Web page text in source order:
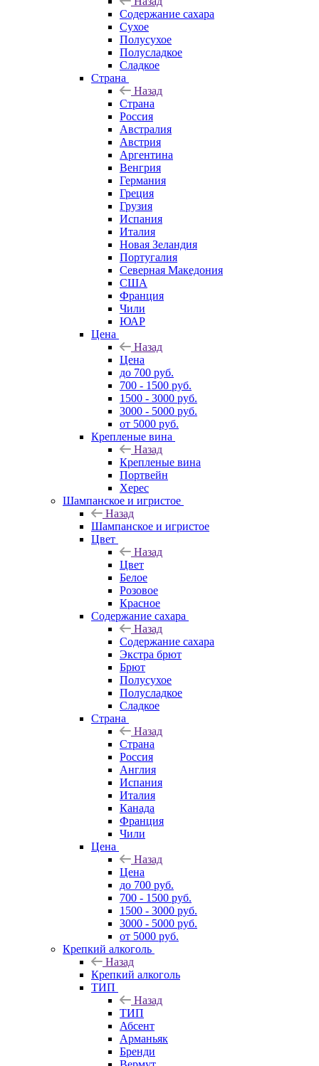
Содержание сахара
Сухое
Полусухое
Полусладкое
Сладкое
Страна
Назад
Страна
Россия
Австралия
Австрия
Аргентина
Венгрия
Германия
Греция
Грузия
Испания
Италия
Новая Зеландия
Португалия
Северная Македония
США
Франция
Чили
ЮАР
Цена
Назад
Цена
до 700 руб.
700 - 1500 руб.
1500 - 3000 руб.
3000 - 5000 руб.
от 5000 руб.
Крепленые вина
Назад
Крепленые вина
Портвейн
Херес
Шампанское и игристое
Назад
Шампанское и игристое
Цвет
Назад
Цвет
Белое
Розовое
Красное
Содержание сахара
Назад
Содержание сахара
Экстра брют
Брют
Полусухое
Полусладкое
Сладкое
Страна
Назад
Страна
Россия
Англия
Испания
Италия
Канада
Франция
Чили
Цена
Назад
Цена
до 700 руб.
700 - 1500 руб.
1500 - 3000 руб.
3000 - 5000 руб.
от 5000 руб.
Крепкий алкоголь
Назад
Крепкий алкоголь
ТИП
Назад
ТИП
Абсент
Арманьяк
Бренди